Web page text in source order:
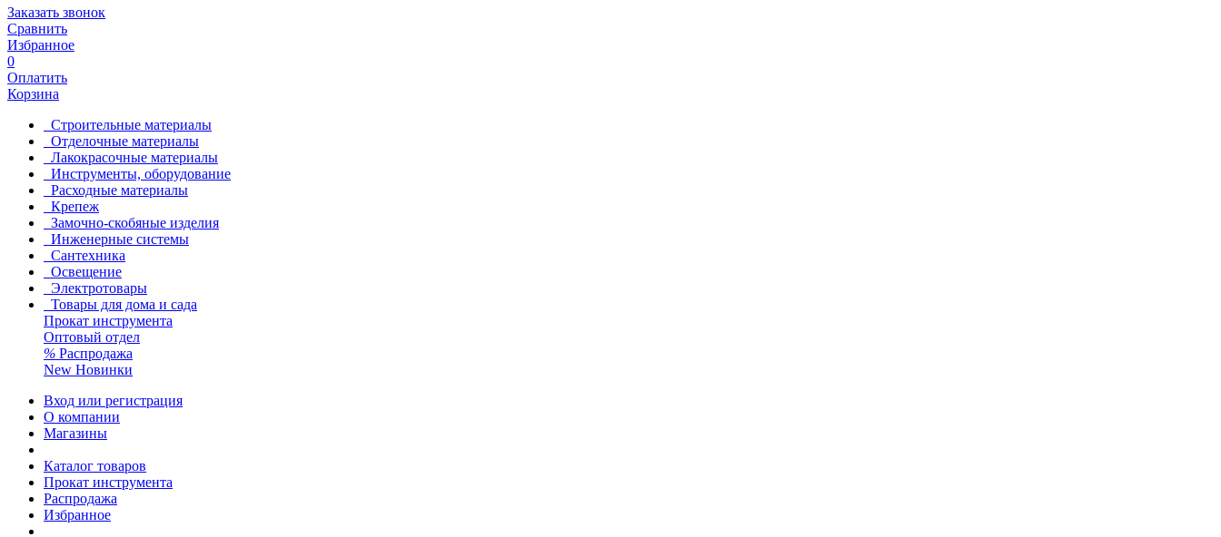
Заказать звонок
Сравнить
Избранное
0
Оплатить
Корзина
Строительные материалы
Отделочные материалы
Лакокрасочные материалы
Инструменты, оборудование
Расходные материалы
Крепеж
Замочно-скобяные изделия
Инженерные системы
Сантехника
Освещение
Электротовары
Товары для дома и сада
Прокат инструмента
Оптовый отдел
% Распродажа
New Новинки
Вход или регистрация
О компании
Магазины
Каталог товаров
Прокат инструмента
Распродажа
Избранное